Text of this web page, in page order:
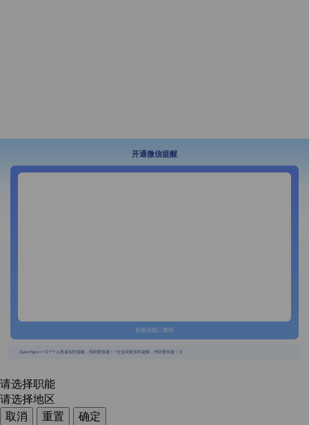
开通微信提醒
长按识别二维码
{{usertype=='2'?'个人投递实时提醒，招聘更快捷！':'企业回复实时提醒，求职更快捷！'}}
请选择职能
请选择地区
取消
重置
确定